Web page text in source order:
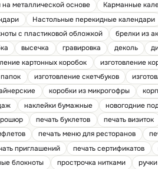
металлической основе Карманные
Настольные перекидные календари
с пластиковой обложкой брелки из
высечка гравировка деколь
картонных коробок изготовление
изготовление скетчбуков
коробки из микрогофры
наклейки бумажные новогодние
печать буклетов печать визиток
печать меню для ресторанов
приглашений печать сертификатов
блокноты прострочка нитками